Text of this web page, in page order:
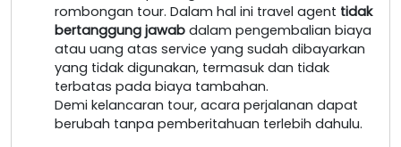
rombongan tour. Dalam hal ini travel agent tidak
bertanggung jawab dalam pengembalian biaya
atau uang atas service yang sudah dibayarkan
yang tidak digunakan, termasuk dan tidak
terbatas pada biaya tambahan.
Demi kelancaran tour, acara perjalanan dapat
berubah tanpa pemberitahuan terlebih dahulu.